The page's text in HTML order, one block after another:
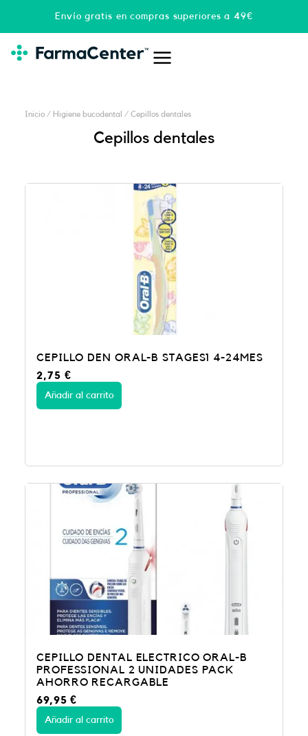
Envío gratis en compras superiores a 49€
Inicio / Higiene bucodental / Cepillos dentales
Cepillos dentales
CEPILLO DEN ORAL-B STAGES1 4-24MES
2,75 €
Añadir al carrito
CEPILLO DENTAL ELECTRICO ORAL-B
PROFESSIONAL 2 UNIDADES PACK
AHORRO RECARGABLE
69,95€
Añadir al carrito
PáginaPáginaPágina